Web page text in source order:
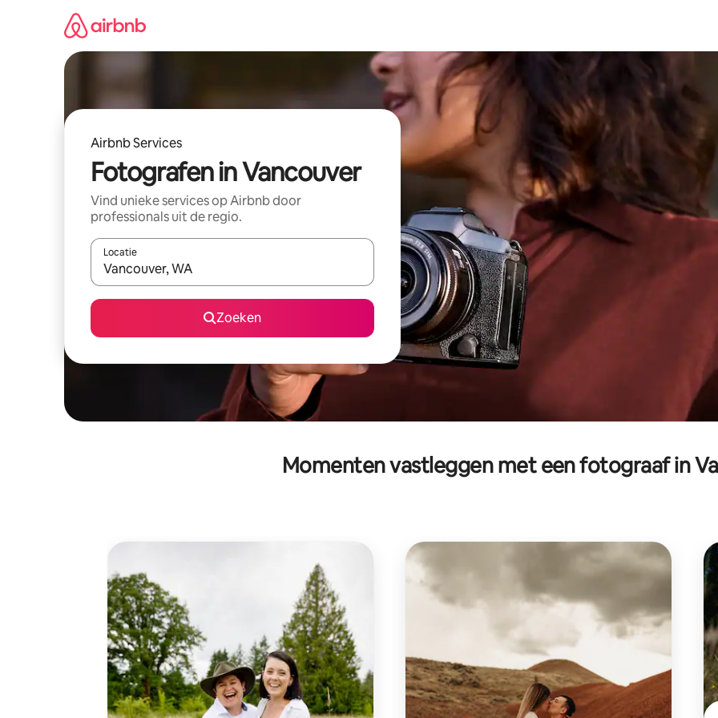
Airbnb Services
Fotografen in Vancouver
Vind unieke services op Airbnb door
professionals uit de regio.
Locatie
Wanneer er suggesties beschikbaar zijn, maak je een keuze met je de pijltjestoetsen omhoog en omlaag, óf door te
Zoeken
Momenten vastleggen met een fotograaf in